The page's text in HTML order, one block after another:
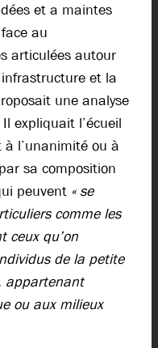
et a maintes
au
articulées autour
et la
une analyse
expliquait l’écueil
l’unanimité ou à
sa composition
peuvent « se
comme les
ceux qu’on
de la petite
appartenant
ou aux milieux